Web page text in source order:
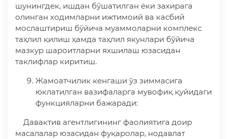
шунингдек, ишдан бўшатилган ёки захирага
олинган ходимларни ижтимоий ва касбий
мослаштириш бўйича муаммоларни комплекс
таҳлил қилиш ҳамда таҳлил якунлари бўйича
мазкур шароитларни яхшилаш юзасидан
таклифлар киритиш.
Жамоатчилик кенгаши ўз зиммасига
юклатилган вазифаларга мувофиқ қуйидаги
функцияларни бажаради:
Давактив агентлигининг фаолиятига доир
масалалар юзасидан фуқаролар, нодавлат